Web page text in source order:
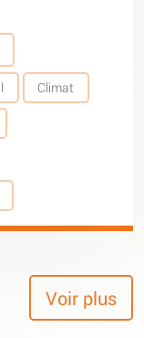
Climat
Voir plus